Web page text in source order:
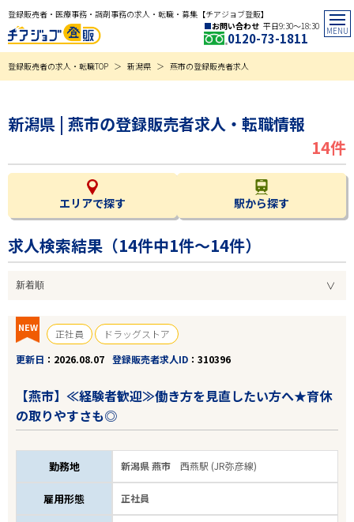
登録販売者・医療事務・調剤事務の求人・転職・募集【チアジョブ登販】
お問い合わせ 平日9:30〜18:30
0120-73-1811
登録販売者の求人・転職TOP 新潟県 燕市の登録販売者求人
新潟県 | 燕市の登録販売者求人・転職情報
14件
エリアで探す 駅から探す
求人検索結果（14件中1件～14件）
NEW 正社員
ドラッグストア
更新日
2026.08.07 登録販売者求人ID 310396
【燕市】≪経験者歓迎≫働き方を見直したい方へ★育休
の取りやすさも◎
勤務地 新潟県 燕市西燕駅 (JR弥彦線)
雇用形態 正社員